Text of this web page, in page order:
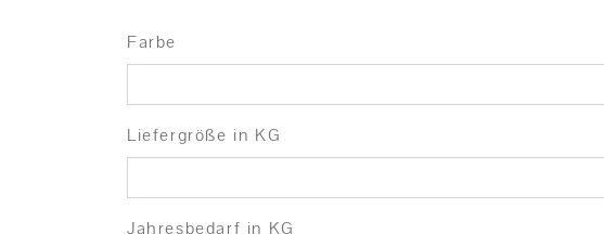
Farbe
Liefergröße in KG
Jahresbedarf in KG